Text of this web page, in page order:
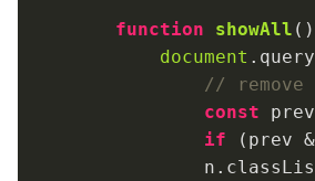
function showAll ( )
document
//
const
if (prev